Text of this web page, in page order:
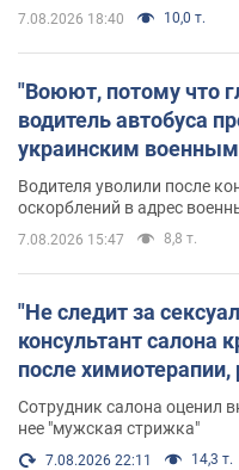
7.08.2026 18:40 10,0 т.
"Воюют, потому что
водитель автобуса
украинским военным
Водителя уволили после
оскорблений в адрес
7.08.2026 15:47 8,8 т.
"Не следит за
консультант салона
после
Сотрудник салона оценил
нее "мужская стрижка"
7.08.2026 22:11 14,3 т.